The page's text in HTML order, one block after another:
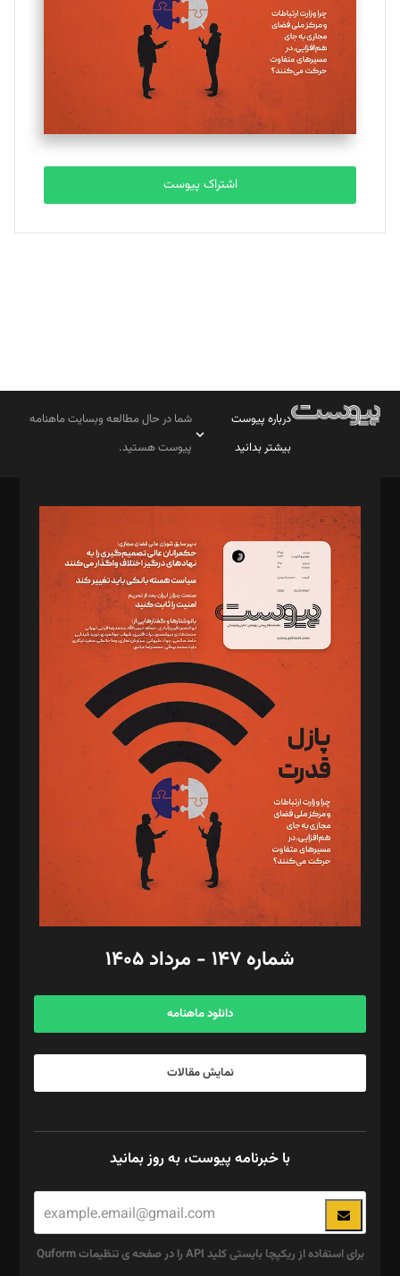
ملینا جعفری
تحریریه
مصطفی مسجدی آرانی
تحریریه
بابک نقاش
تحریریه
اشتراک پیوست
درباره پیوست
بیشتر بدانید
شما در حال مطالعه وبسایت ماهنامه
پیوست هستید.
مدیر مسئول: محمدباقر اثنی‌عشری
سردبیر: مهرک محمودی
دبیر تحریریه: میثم قاسمی
د‌بیر ناداستان: سمانه سمیع
د‌بیر خدمت و تجارت: ابوالفضل رجبی
د‌بیر حقوق فناوری: حسام‌الدین ایپکچی
د‌بیر پیوست جهان: مینا پاکدل
د‌بیر تحریریه آنلاین: بابک نقاش
تحریریه‌: مجتبی محمود‌ی، آرش برهمند، یسنا امان‌پور، سروش کرمیان،
مصطفی مسجدی آرانی، ابوالفضل رجبی، زهرا فکرانه، فائزه فتحی
رستمی،مصطفی باستان
ویرایش: نگار استاد‌‌آقا
طراح یونیفرم: مجید توکلی
فیلمبرداری و عکاسی: امیر شفیعی، مانی لطفی زاده
گرافیک و صفحه‌آرایی: سید‌سبحان‌علی ثابت
مد‌یر توسعه تجاری: کامبیز برید‌
امور مالی: شاپور رهبری، محمد‌ کاظمی‌نیا
آگهی و مشترکین: ۰۹۱۹۹۹۹۰۴۵۴
شماره ۱۴۷ - مرداد ۱۴۰۵
دانلود ماهنامه
نمایش مقالات
با خبرنامه پیوست، به روز بمانید
برای استفاده از ریکپچا بایستی کلید API را در صفحه ی تنظیمات Quform